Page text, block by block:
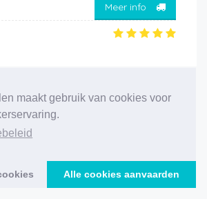
maakt gebruik van cookies voor
Alle cookies aanvaarden
Meer info
4 5 6 7 8 9 10
gevonden